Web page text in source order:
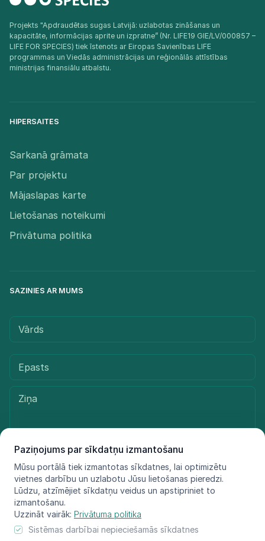
Paziņojums par sīkdatņu izmantošanu
Mūsu portālā tiek izmantotas sīkdatnes, lai optimizētu
vietnes darbību un uzlabotu Jūsu lietošanas pieredzi.
Lūdzu, atzīmējiet sīkdatņu veidus un apstipriniet to
izmantošanu.
Uzzināt vairāk: Privātuma politika
Sistēmas darbībai nepieciešamās sīkdatnes
Projekts "Apdraudētas sugas Latvijā: uzlabotas zināšanas un
kapacitāte, informācijas aprite un izpratne” (Nr. LIFE19 GIE/LV/000857 –
LIFE FOR SPECIES) tiek īstenots ar Eiropas Savienības LIFE
programmas un Viedās administrācijas un reģionālās attīstības
ministrijas finansiālu atbalstu.​
HIPERSAITES
Sarkanā grāmata
Par projektu
Mājaslapas karte
Lietošanas noteikumi
Privātuma politika
SAZINIES AR MUMS
Sūtīt ziņu